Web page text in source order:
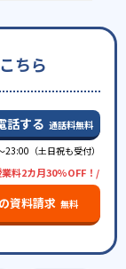
ちら
話する 通話料無料
23:00（土日祝も受付）
料2カ月30%OFF！/
資料請求 無料